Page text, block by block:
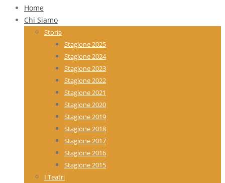
Home
Chi Siamo
Storia
Stagione 2025
Stagione 2024
Stagione 2023
Stagione 2022
Stagione 2021
Stagione 2020
Stagione 2019
Stagione 2018
Stagione 2017
Stagione 2016
Stagione 2015
I Teatri